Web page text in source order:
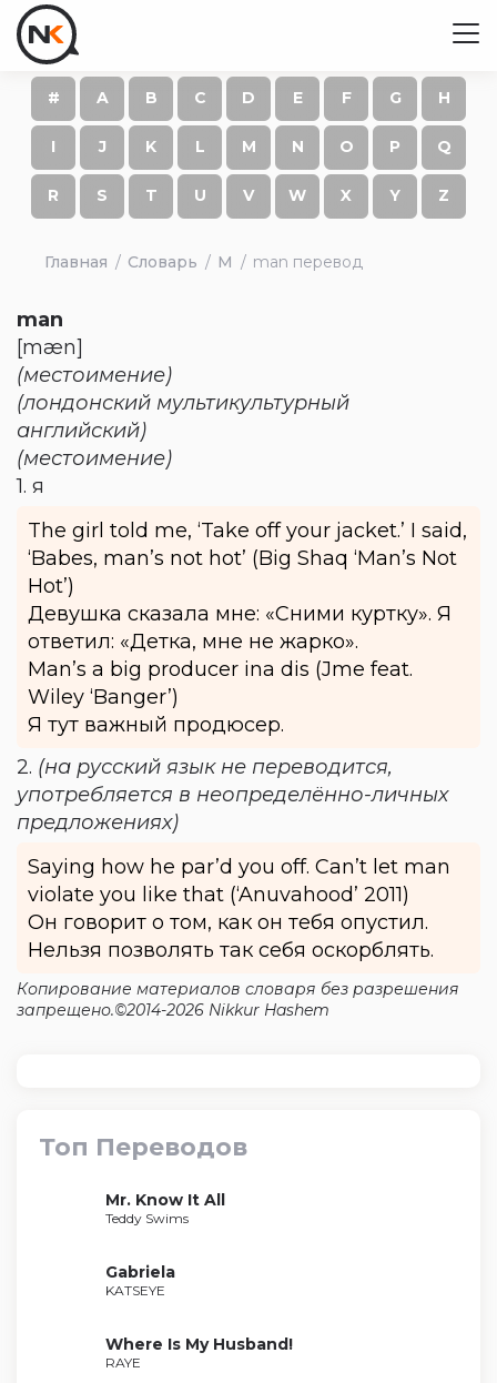
# A B C D E F G H
I J K L M N O P Q
R S T U V W X Y Z
Главная Словарь M man перевод
man
[mæn]
(местоимение)
(лондонский мультикультурный
английский)
(местоимение)
1. я
The girl told me, ‘Take off your jacket.’ I said,
‘Babes, man’s not hot’ (Big Shaq ‘Man’s Not
Hot’)
Девушка сказала мне: «Сними куртку». Я
ответил: «Детка, мне не жарко».
Man’s a big producer ina dis (Jme feat.
Wiley ‘Banger’)
Я тут важный продюсер.
2. (на русский язык не переводится,
употребляется в неопределённо-личных
предложениях)
Saying how he par’d you off. Can’t let man
violate you like that (‘Anuvahood’ 2011)
Он говорит о том, как он тебя опустил.
Нельзя позволять так себя оскорблять.
Копирование материалов словаря без разрешения
запрещено.©2014-2026 Nikkur Hashem
Топ Переводов
Mr. Know It All
Teddy Swims
Gabriela
KATSEYE
Where Is My Husband!
RAYE